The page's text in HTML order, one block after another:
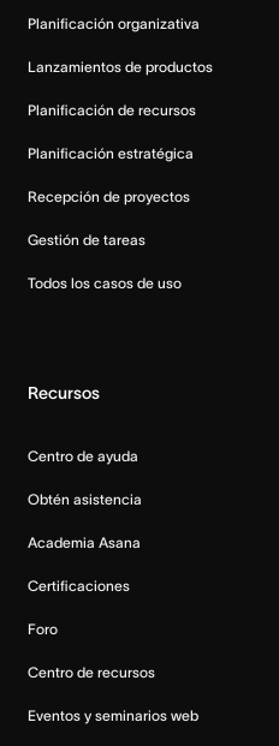
Planificación organizativa
Lanzamientos de productos
Planificación de recursos
Planificación estratégica
Recepción de proyectos
Gestión de tareas
Todos los casos de uso
Recursos
Centro de ayuda
Obtén asistencia
Academia Asana
Certificaciones
Foro
Centro de recursos
Eventos y seminarios web